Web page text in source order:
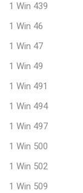
1 Win 439
1 Win 46
1 Win 47
1 Win 49
1 Win 491
1 Win 494
1 Win 497
1 Win 500
1 Win 502
1 Win 509